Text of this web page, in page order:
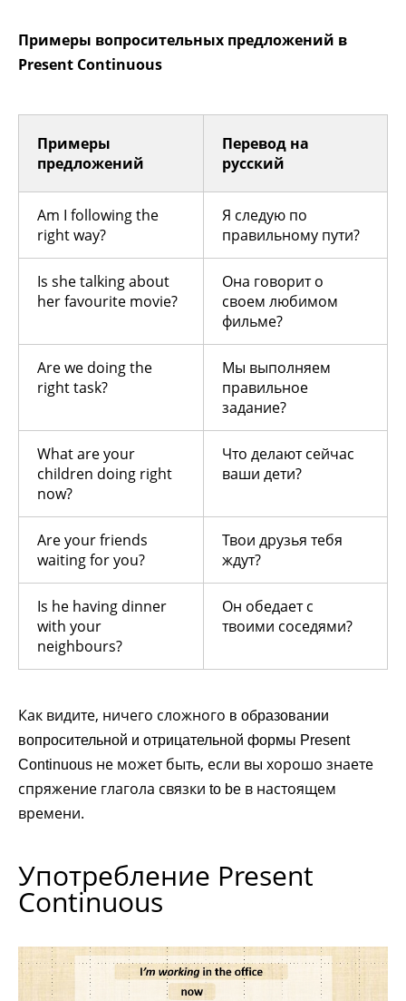
Примеры вопросительных предложений в
Present Continuous
Примеры
предложений
Перевод на
русский
Am I following the
right way?
Я следую по
правильному пути?
Is she talking about
her favourite movie?
Она говорит о
своем любимом
фильме?
Are we doing the
right task?
Мы выполняем
правильное
задание?
What are your
children doing right
now?
Что делают сейчас
ваши дети?
Are your friends
waiting for you?
Твои друзья тебя
ждут?
Is he having dinner
with your
neighbours?
Он обедает с
твоими соседями?
Как видите, ничего сложного в образовании
вопросительной и отрицательной формы Present
Continuous не может быть, если вы хорошо знаете
спряжение глагола связки to be в настоящем
времени.
Употребление Present
Continuous